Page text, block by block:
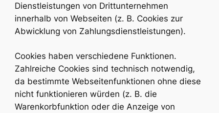
Dienstleistungen von Drittunternehmen
innerhalb von Webseiten (z. B. Cookies zur
Abwicklung von Zahlungsdienstleistungen).
Cookies haben verschiedene Funktionen.
Zahlreiche Cookies sind technisch notwendig,
da bestimmte Webseitenfunktionen ohne diese
nicht funktionieren würden (z. B. die
Warenkorbfunktion oder die Anzeige von